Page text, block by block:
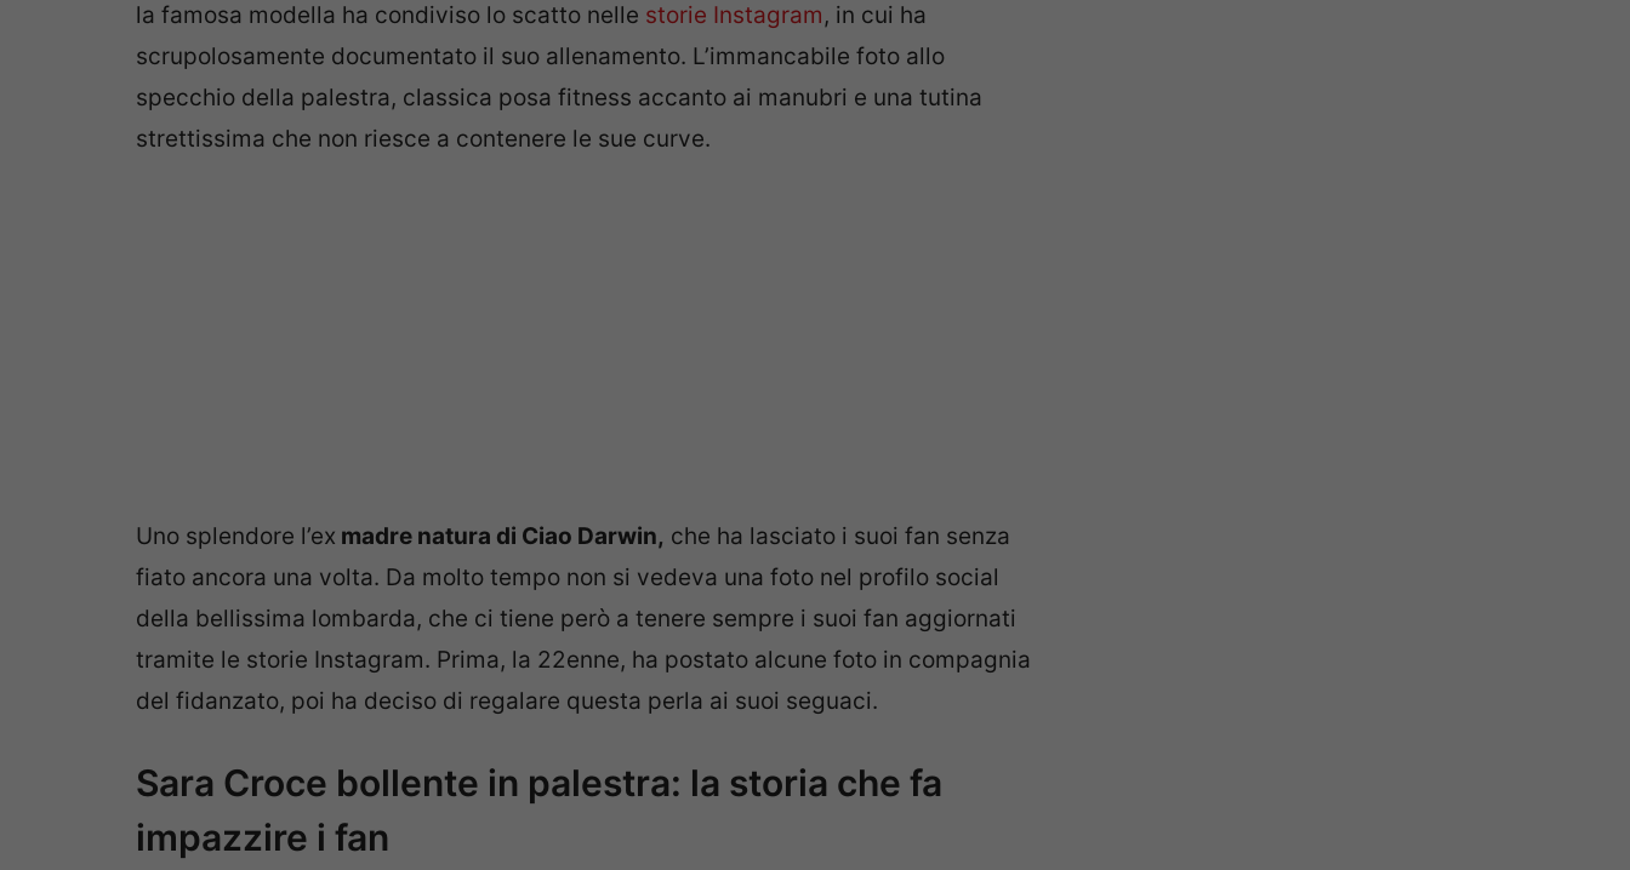
la famosa modella ha condiviso lo scatto nelle storie Instagram, in cui ha
scrupolosamente documentato il suo allenamento. L’immancabile foto allo
specchio della palestra, classica posa fitness accanto ai manubri e una tutina
strettissima che non riesce a contenere le sue curve.
Uno splendore l’ex madre natura di Ciao Darwin, che ha lasciato i suoi fan senza
fiato ancora una volta. Da molto tempo non si vedeva una foto nel profilo social
della bellissima lombarda, che ci tiene però a tenere sempre i suoi fan aggiornati
tramite le storie Instagram. Prima, la 22enne, ha postato alcune foto in compagnia
del fidanzato, poi ha deciso di regalare questa perla ai suoi seguaci.
Sara Croce bollente in palestra: la storia che fa
impazzire i fan